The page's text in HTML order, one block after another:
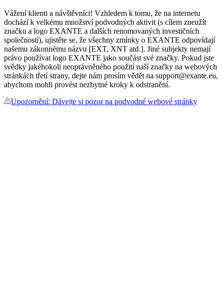
Vážení klienti a návštěvníci! Vzhledem k tomu, že na internetu
dochází k velkému množství podvodných aktivit (s cílem zneužít
značku a logo EXANTE a dalších renomovaných investičních
společností), ujistěte se, že všechny zmínky o EXANTE odpovídají
našemu zákonnému názvu [EXT, XNT atd.]. Jiné subjekty nemají
právo používat logo EXANTE jako součást své značky. Pokud jste
svědky jakéhokoli neoprávněného použití naší značky na webových
stránkách třetí strany, dejte nám prosím vědět na support@exante.eu,
abychom mohli provést nezbytné kroky k odstranění.
Upozornění: Dávejte si pozor na podvodné webové stránky